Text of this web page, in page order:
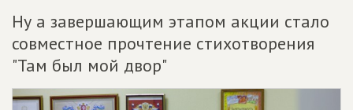
Ну а завершающим этапом акции стало
совместное прочтение стихотворения
"Там был мой двор"